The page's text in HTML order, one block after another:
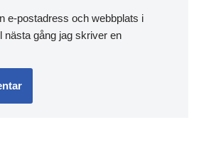
e-postadress och webbplats i
nästa gång jag skriver en